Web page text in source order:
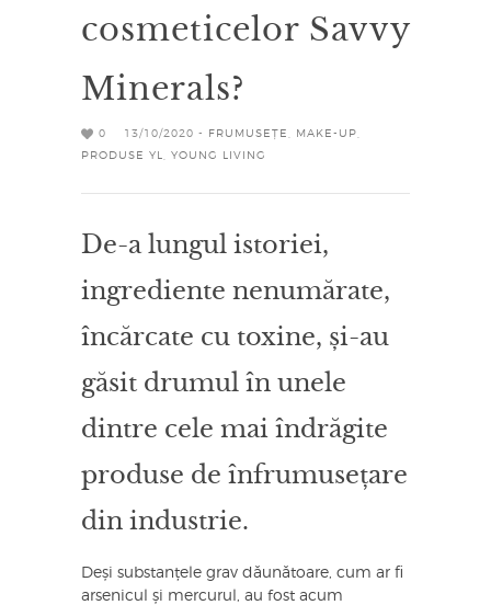
cosmeticelor Savvy
Minerals?
0 13/10/2020 - FRUMUSEȚE MAKE-UP
PRODUSE YL
YOUNG LIVING
De-a lungul istoriei,
ingrediente nenumărate,
încărcate cu toxine, și-au
găsit drumul în unele
dintre cele mai îndrăgite
produse de înfrumusețare
din industrie.
Deși substanțele grav dăunătoare, cum ar fi
arsenicul și mercurul, au fost acum